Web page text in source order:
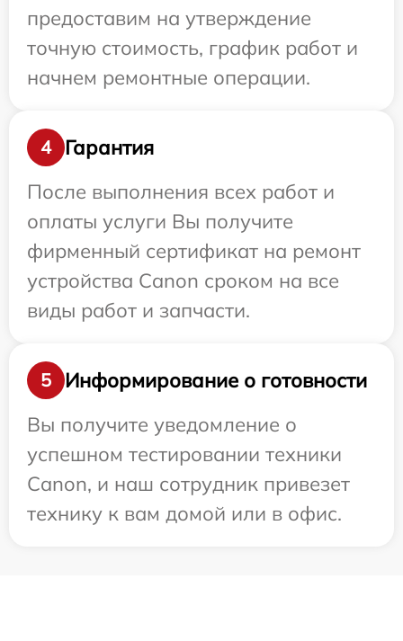
предоставим на утверждение
точную стоимость, график работ и
начнем ремонтные операции.
4
Гарантия
После выполнения всех работ и
оплаты услуги Вы получите
фирменный сертификат на ремонт
устройства Canon сроком на все
виды работ и запчасти.
5
Информирование о готовности
Вы получите уведомление о
успешном тестировании техники
Canon, и наш сотрудник привезет
технику к вам домой или в офис.